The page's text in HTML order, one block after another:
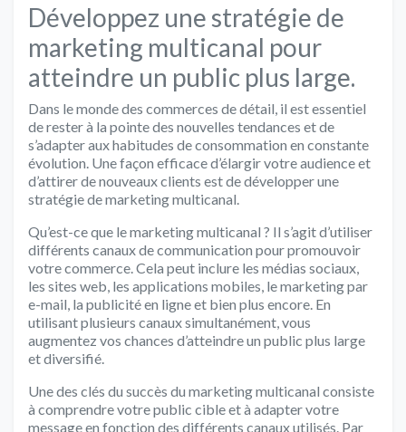
Développez une stratégie de
marketing multicanal pour
atteindre un public plus large.
Dans le monde des commerces de détail, il est essentiel
de rester à la pointe des nouvelles tendances et de
s’adapter aux habitudes de consommation en constante
évolution. Une façon efficace d’élargir votre audience et
d’attirer de nouveaux clients est de développer une
stratégie de marketing multicanal.
Qu’est-ce que le marketing multicanal ? Il s’agit d’utiliser
différents canaux de communication pour promouvoir
votre commerce. Cela peut inclure les médias sociaux,
les sites web, les applications mobiles, le marketing par
e-mail, la publicité en ligne et bien plus encore. En
utilisant plusieurs canaux simultanément, vous
augmentez vos chances d’atteindre un public plus large
et diversifié.
Une des clés du succès du marketing multicanal consiste
à comprendre votre public cible et à adapter votre
message en fonction des différents canaux utilisés. Par